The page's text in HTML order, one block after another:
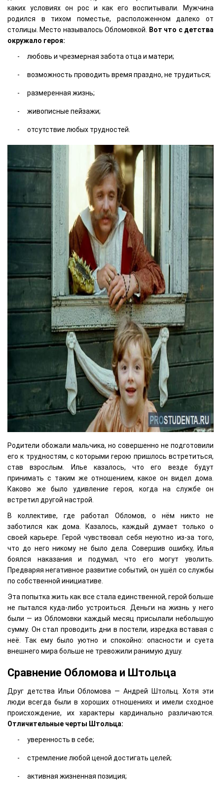
каких условиях он рос и как его воспитывали. Мужчина
родился в тихом поместье, расположенном далеко от
столицы. Место называлось Обломовкой. Вот что с детства
окружало героя:
любовь и чрезмерная забота отца и матери;
возможность проводить время праздно, не трудиться;
размеренная жизнь;
живописные пейзажи;
отсутствие любых трудностей.
Родители обожали мальчика, но совершенно не подготовили
его к трудностям, с которыми герою пришлось встретиться,
став взрослым. Илье казалось, что его везде будут
принимать с таким же отношением, какое он видел дома.
Каково же было удивление героя, когда на службе он
встретил другой настрой.
В коллективе, где работал Обломов, о нём никто не
заботился как дома. Казалось, каждый думает только о
своей карьере. Герой чувствовал себя неуютно из-за того,
что до него никому не было дела. Совершив ошибку, Илья
боялся наказания и подумал, что его могут уволить.
Предваряя негативное развитие событий, он ушёл со службы
по собственной инициативе.
Эта попытка жить как все стала единственной, герой больше
не пытался куда-либо устроиться. Деньги на жизнь у него
были — из Обломовки каждый месяц присылали небольшую
сумму. Он стал проводить дни в постели, изредка вставая с
неё. Так ему было уютно и спокойно: опасности и суета
внешнего мира больше не тревожили ранимую душу.
Сравнение Обломова и Штольца
Друг детства Ильи Обломова — Андрей Штольц. Хотя эти
люди всегда были в хороших отношениях и имели сходное
происхождение, их характеры кардинально различаются.
Отличительные черты Штольца:
уверенность в себе;
стремление любой ценой достигать целей;
активная жизненная позиция;